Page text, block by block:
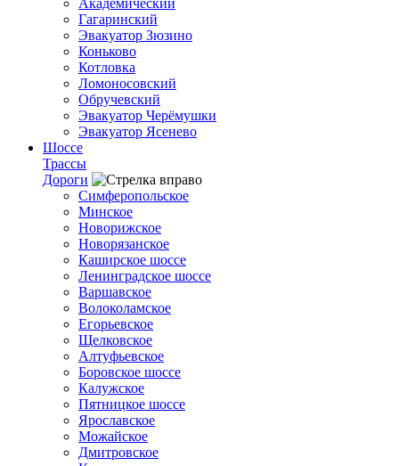
Гагаринский
Эвакуатор Зюзино
Коньково
Котловка
Ломоносовский
Обручевский
Эвакуатор Черёмушки
Эвакуатор Ясенево
Шоссе
Трассы
Дороги
Симферопольское
Минское
Новорижское
Новорязанское
Каширское шоссе
Ленинградское шоссе
Варшавское
Волоколамское
Егорьевское
Щелковское
Алтуфьевское
Боровское шоссе
Калужское
Пятницкое шоссе
Ярославское
Можайское
Дмитровское